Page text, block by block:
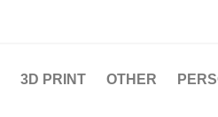
3D PRINT OTHER